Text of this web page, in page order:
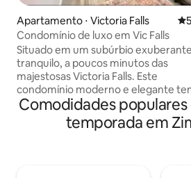
Apartamento ⋅ Victoria Falls 5
Condomínio de luxo em Vic Falls
Situado em um subúrbio
tranquilo, a poucos minutos das
majestosas Victoria Falls. Este
condomínio moderno e elegante
quartos, ambos com casa de banho
sono em colchões noturnos
Comodidades
temporada em